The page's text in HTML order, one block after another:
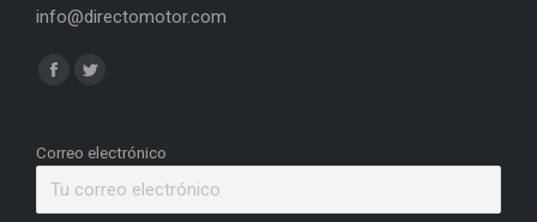
info@directomotor.com
Find us on:
Facebook
opens
Twitter
opens
Correo electrónico